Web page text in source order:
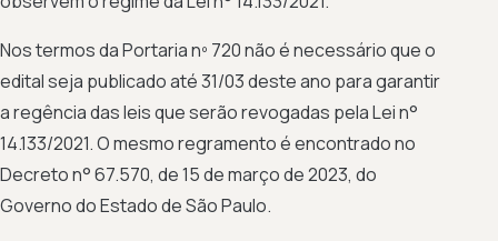
Nos termos da Portaria nº 720 não é necessário que o
edital seja publicado até 31/03 deste ano para garantir
a regência das leis que serão revogadas pela Lei n°
14.133/2021. O mesmo regramento é encontrado no
Decreto n° 67.570, de 15 de março de 2023, do
Governo do Estado de São Paulo.